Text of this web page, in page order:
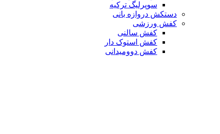
سوپرلیگ ترکیه
دستکش دروازه بانی
کفش ورزشی
کفش سالنی
کفش استوک دار
کفش دوومیدانی